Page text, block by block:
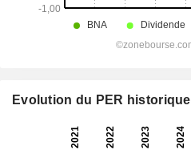
Evolution du PER historique